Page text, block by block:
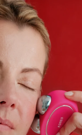
Anmelden
Benutzerkonto
Meine Geräte
Bestellungen
Meine Adressen
Abonnements
Español
Português
Русский
繁體中文